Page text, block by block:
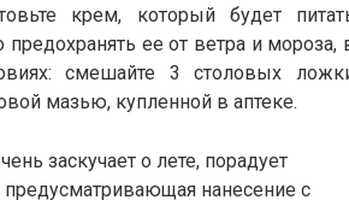
крем, который будет
ее от ветра и мороза,
смешайте 3 столовых
мазью, купленной в аптеке.
заскучает о лете, порадует
предусматривающая нанесение с